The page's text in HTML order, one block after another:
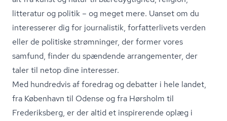
litteratur og politik – og meget mere. Uanset om du
interesserer dig for journalistik, for­fat­ter­li­vets verden
eller de politiske strømninger, der former vores
samfund, finder du spændende arrangementer, der
taler til netop dine interesser.
Med hundredvis af foredrag og debatter i hele landet,
fra København til Odense og fra Hørsholm til
Frederiksberg, er der altid et inspirerende oplæg i